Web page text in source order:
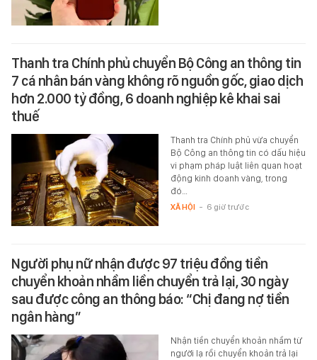
Thanh tra Chính phủ chuyển Bộ Công an thông tin
7 cá nhân bán vàng không rõ nguồn gốc, giao dịch
hơn 2.000 tỷ đồng, 6 doanh nghiệp kê khai sai
thuế
Thanh tra Chính phủ vừa chuyển
Bộ Công an thông tin có dấu hiệu
vi phạm pháp luật liên quan hoạt
động kinh doanh vàng, trong
đó…
XÃ HỘI - 6 giờ trước
Người phụ nữ nhận được 97 triệu đồng tiền
chuyển khoản nhầm liền chuyển trả lại, 30 ngày
sau được công an thông báo: “Chị đang nợ tiền
ngân hàng”
Nhận tiền chuyển khoản nhầm từ
người lạ rồi chuyển khoản trả lại